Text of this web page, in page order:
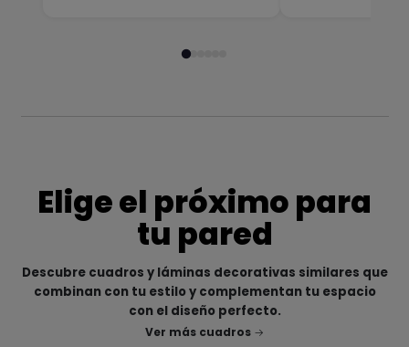
Elige el próximo para
tu pared
Descubre cuadros y láminas decorativas similares que
combinan con tu estilo y complementan tu espacio
con el diseño perfecto.
Ver más cuadros